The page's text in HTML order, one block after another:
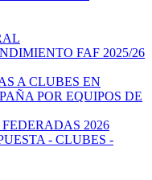
FAF 2025/26
A CLUBES EN
POR EQUIPOS DE
2026
- CLUBES -